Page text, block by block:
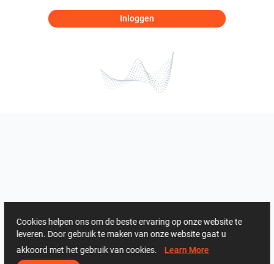
Inloggen
Cookies helpen ons om de beste ervaring op onze website te
leveren. Door gebruik te maken van onze website gaat u
akkoord met het gebruik van cookies. Learn More